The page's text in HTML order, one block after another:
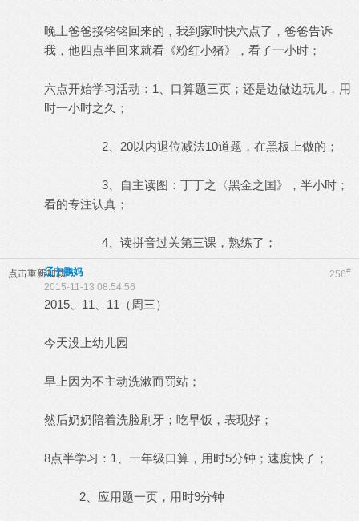
晚上爸爸接铭铭回来的，我到家时快六点了，爸爸告诉
我，他四点半回来就看《粉红小猪》，看了一小时；
六点开始学习活动：1、口算题三页；还是边做边玩儿，用
时一小时之久；
2、20以内退位减法10道题，在黑板上做的；
3、自主读图：丁丁之〈黑金之国》，半小时；
看的专注认真；
4、读拼音过关第三课，熟练了；
点击重新加载 256#
辽宁鹏妈
2015-11-13 08:54:56
2015、11、11（周三）
今天没上幼儿园
早上因为不主动洗漱而罚站；
然后奶奶陪着洗脸刷牙；吃早饭，表现好；
8点半学习：1、一年级口算，用时5分钟；速度快了；
2、应用题一页，用时9分钟